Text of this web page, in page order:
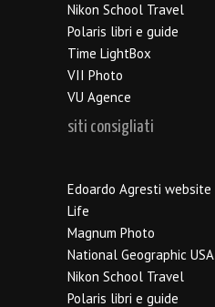
Nikon School Travel
Polaris libri e guide
Time LightBox
VII Photo
VU Agence
siti consigliati
Edoardo Agresti website
Life
Magnum Photo
National Geographic USA
Nikon School Travel
Polaris libri e guide